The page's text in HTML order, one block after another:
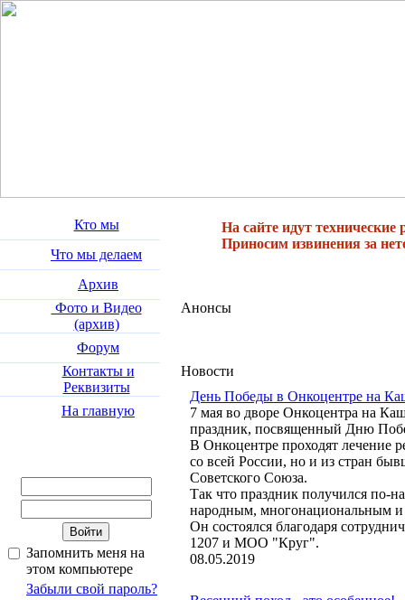
Кто мы
Что мы делаем
Архив
Фото и Видео
(архив)
Форум
Контакты и
Реквизиты
На главную
Запомнить меня на
этом компьютере
Забыли свой пароль?
На сайте идут технические
Приносим извинения за
Анонсы
Новости
День Победы в Онкоцентре на
7 мая во дворе Онкоцентра на
праздник, посвященный Дню
В Онкоцентре проходят лечение
со всей России, но и из стран
Советского Союза.
Так что праздник получился по-
народным, многонациональным
Он состоялся благодаря
1207 и МОО "Круг".
08.05.2019